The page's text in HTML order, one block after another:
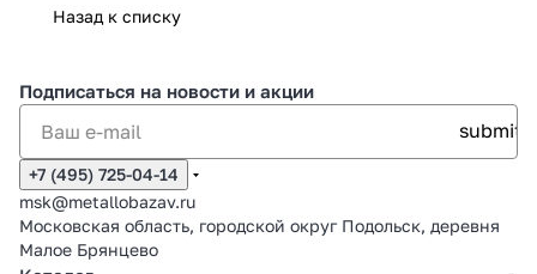
Назад к списку
Подписаться на новости и акции
+7 (495) 725-04-14
msk@metallobazav.ru
Московская область, городской округ Подольск, деревня
Малое Брянцево